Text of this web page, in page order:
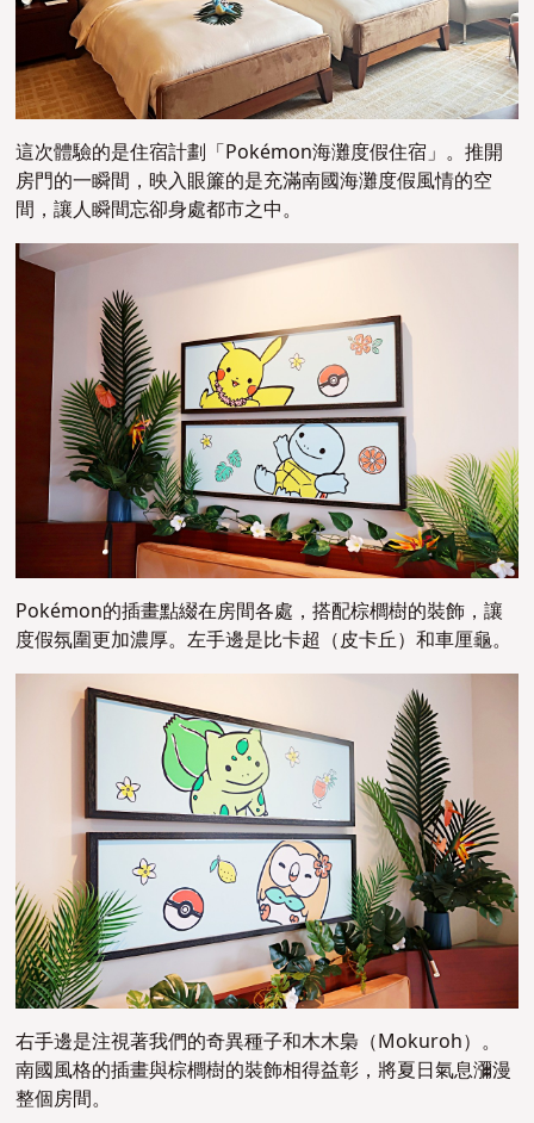
這次體驗的是住宿計劃「Pokémon海灘度假住宿」。推開
房門的一瞬間，映入眼簾的是充滿南國海灘度假風情的空
間，讓人瞬間忘卻身處都市之中。
Pokémon的插畫點綴在房間各處，搭配棕櫚樹的裝飾，讓
度假氛圍更加濃厚。左手邊是比卡超（皮卡丘）和車厘龜。
右手邊是注視著我們的奇異種子和木木梟（Mokuroh）。
南國風格的插畫與棕櫚樹的裝飾相得益彰，將夏日氣息瀰漫
整個房間。